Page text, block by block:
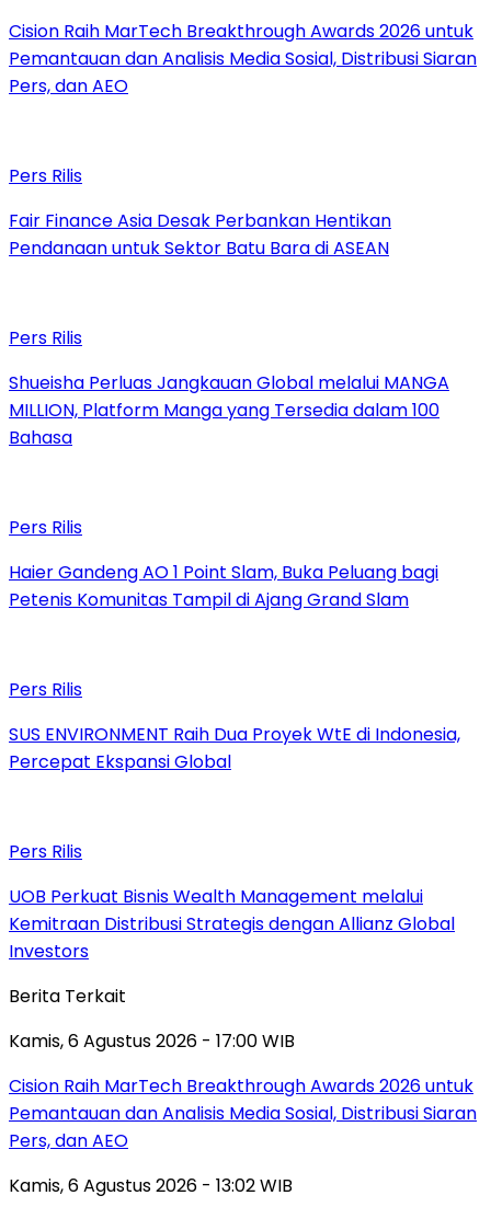
Cision Raih MarTech Breakthrough Awards 2026 untuk
Pemantauan dan Analisis Media Sosial, Distribusi Siaran
Pers, dan AEO
Pers Rilis
Fair Finance Asia Desak Perbankan Hentikan
Pendanaan untuk Sektor Batu Bara di ASEAN
Pers Rilis
Shueisha Perluas Jangkauan Global melalui MANGA
MILLION, Platform Manga yang Tersedia dalam 100
Bahasa
Pers Rilis
Haier Gandeng AO 1 Point Slam, Buka Peluang bagi
Petenis Komunitas Tampil di Ajang Grand Slam
Pers Rilis
SUS ENVIRONMENT Raih Dua Proyek WtE di Indonesia,
Percepat Ekspansi Global
Pers Rilis
UOB Perkuat Bisnis Wealth Management melalui
Kemitraan Distribusi Strategis dengan Allianz Global
Investors
Berita Terkait
Kamis, 6 Agustus 2026 - 17:00 WIB
Cision Raih MarTech Breakthrough Awards 2026 untuk
Pemantauan dan Analisis Media Sosial, Distribusi Siaran
Pers, dan AEO
Kamis, 6 Agustus 2026 - 13:02 WIB